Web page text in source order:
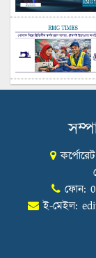
ফোন:
ই-মেইল: